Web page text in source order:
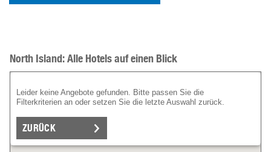
North Island: Alle Hotels auf einen Blick
Leider keine Angebote gefunden. Bitte passen Sie die
Filterkriterien an oder setzen Sie die letzte Auswahl zurück.
ZURÜCK